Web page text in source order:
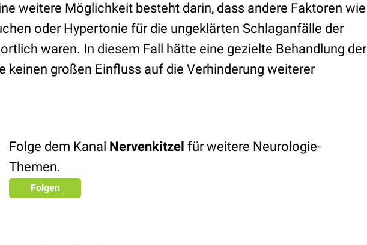
weitere Möglichkeit besteht darin, dass andere Faktoren wie
oder Hypertonie für die ungeklärten Schlaganfälle der
waren. In diesem Fall hätte eine gezielte Behandlung der
keinen großen Einfluss auf die Verhinderung weiterer
Folge dem Kanal Nervenkitzel für weitere Neurologie-
Themen.
Folgen